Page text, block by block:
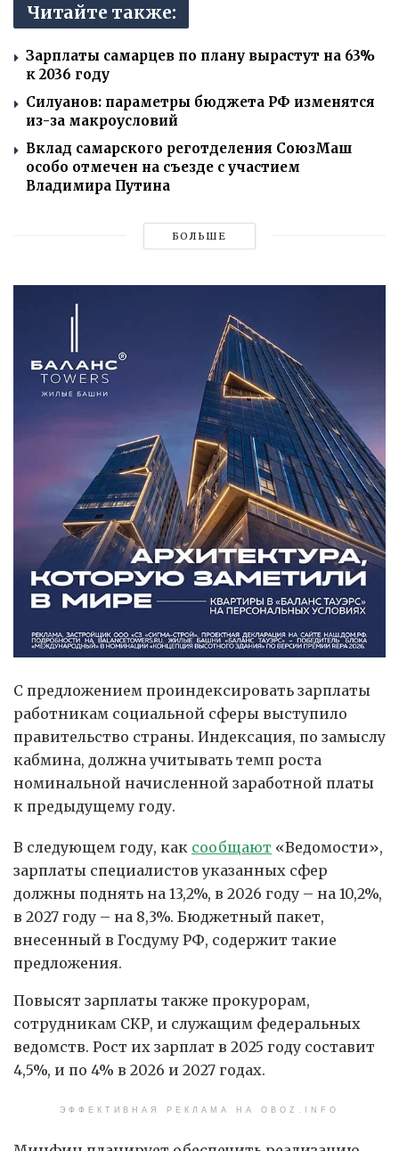
Читайте также:
Зарплаты самарцев по плану вырастут на 63%
к 2036 году
Силуанов: параметры бюджета РФ изменятся
из-за макроусловий
Вклад самарского реготделения СоюзМаш
особо отмечен на съезде с участием
Владимира Путина
БОЛЬШЕ
С предложением проиндексировать зарплаты
работникам социальной сферы выступило
правительство страны. Индексация, по замыслу
кабмина, должна учитывать темп роста
номинальной начисленной заработной платы
к предыдущему году.
В следующем году, как сообщают «Ведомости»,
зарплаты специалистов указанных сфер
должны поднять на 13,2%, в 2026 году – на 10,2%,
в 2027 году – на 8,3%. Бюджетный пакет,
внесенный в Госдуму РФ, содержит такие
предложения.
Повысят зарплаты также прокурорам,
сотрудникам СКР, и служащим федеральных
ведомств. Рост их зарплат в 2025 году составит
4,5%, и по 4% в 2026 и 2027 годах.
ЭФФЕКТИВНАЯ РЕКЛАМА НА OBOZ.INFO